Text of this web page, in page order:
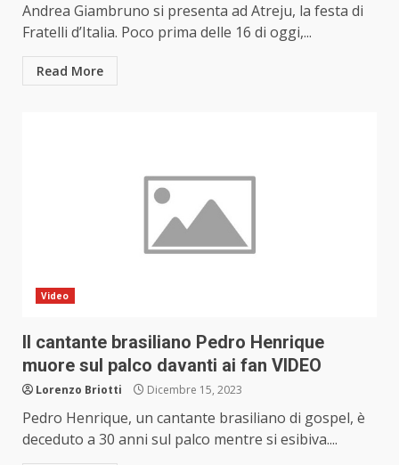
Andrea Giambruno si presenta ad Atreju, la festa di
Fratelli d’Italia. Poco prima delle 16 di oggi,...
Read More
Video
Il cantante brasiliano Pedro Henrique
muore sul palco davanti ai fan VIDEO
Lorenzo Briotti Dicembre 15, 2023
Pedro Henrique, un cantante brasiliano di gospel, è
deceduto a 30 anni sul palco mentre si esibiva....